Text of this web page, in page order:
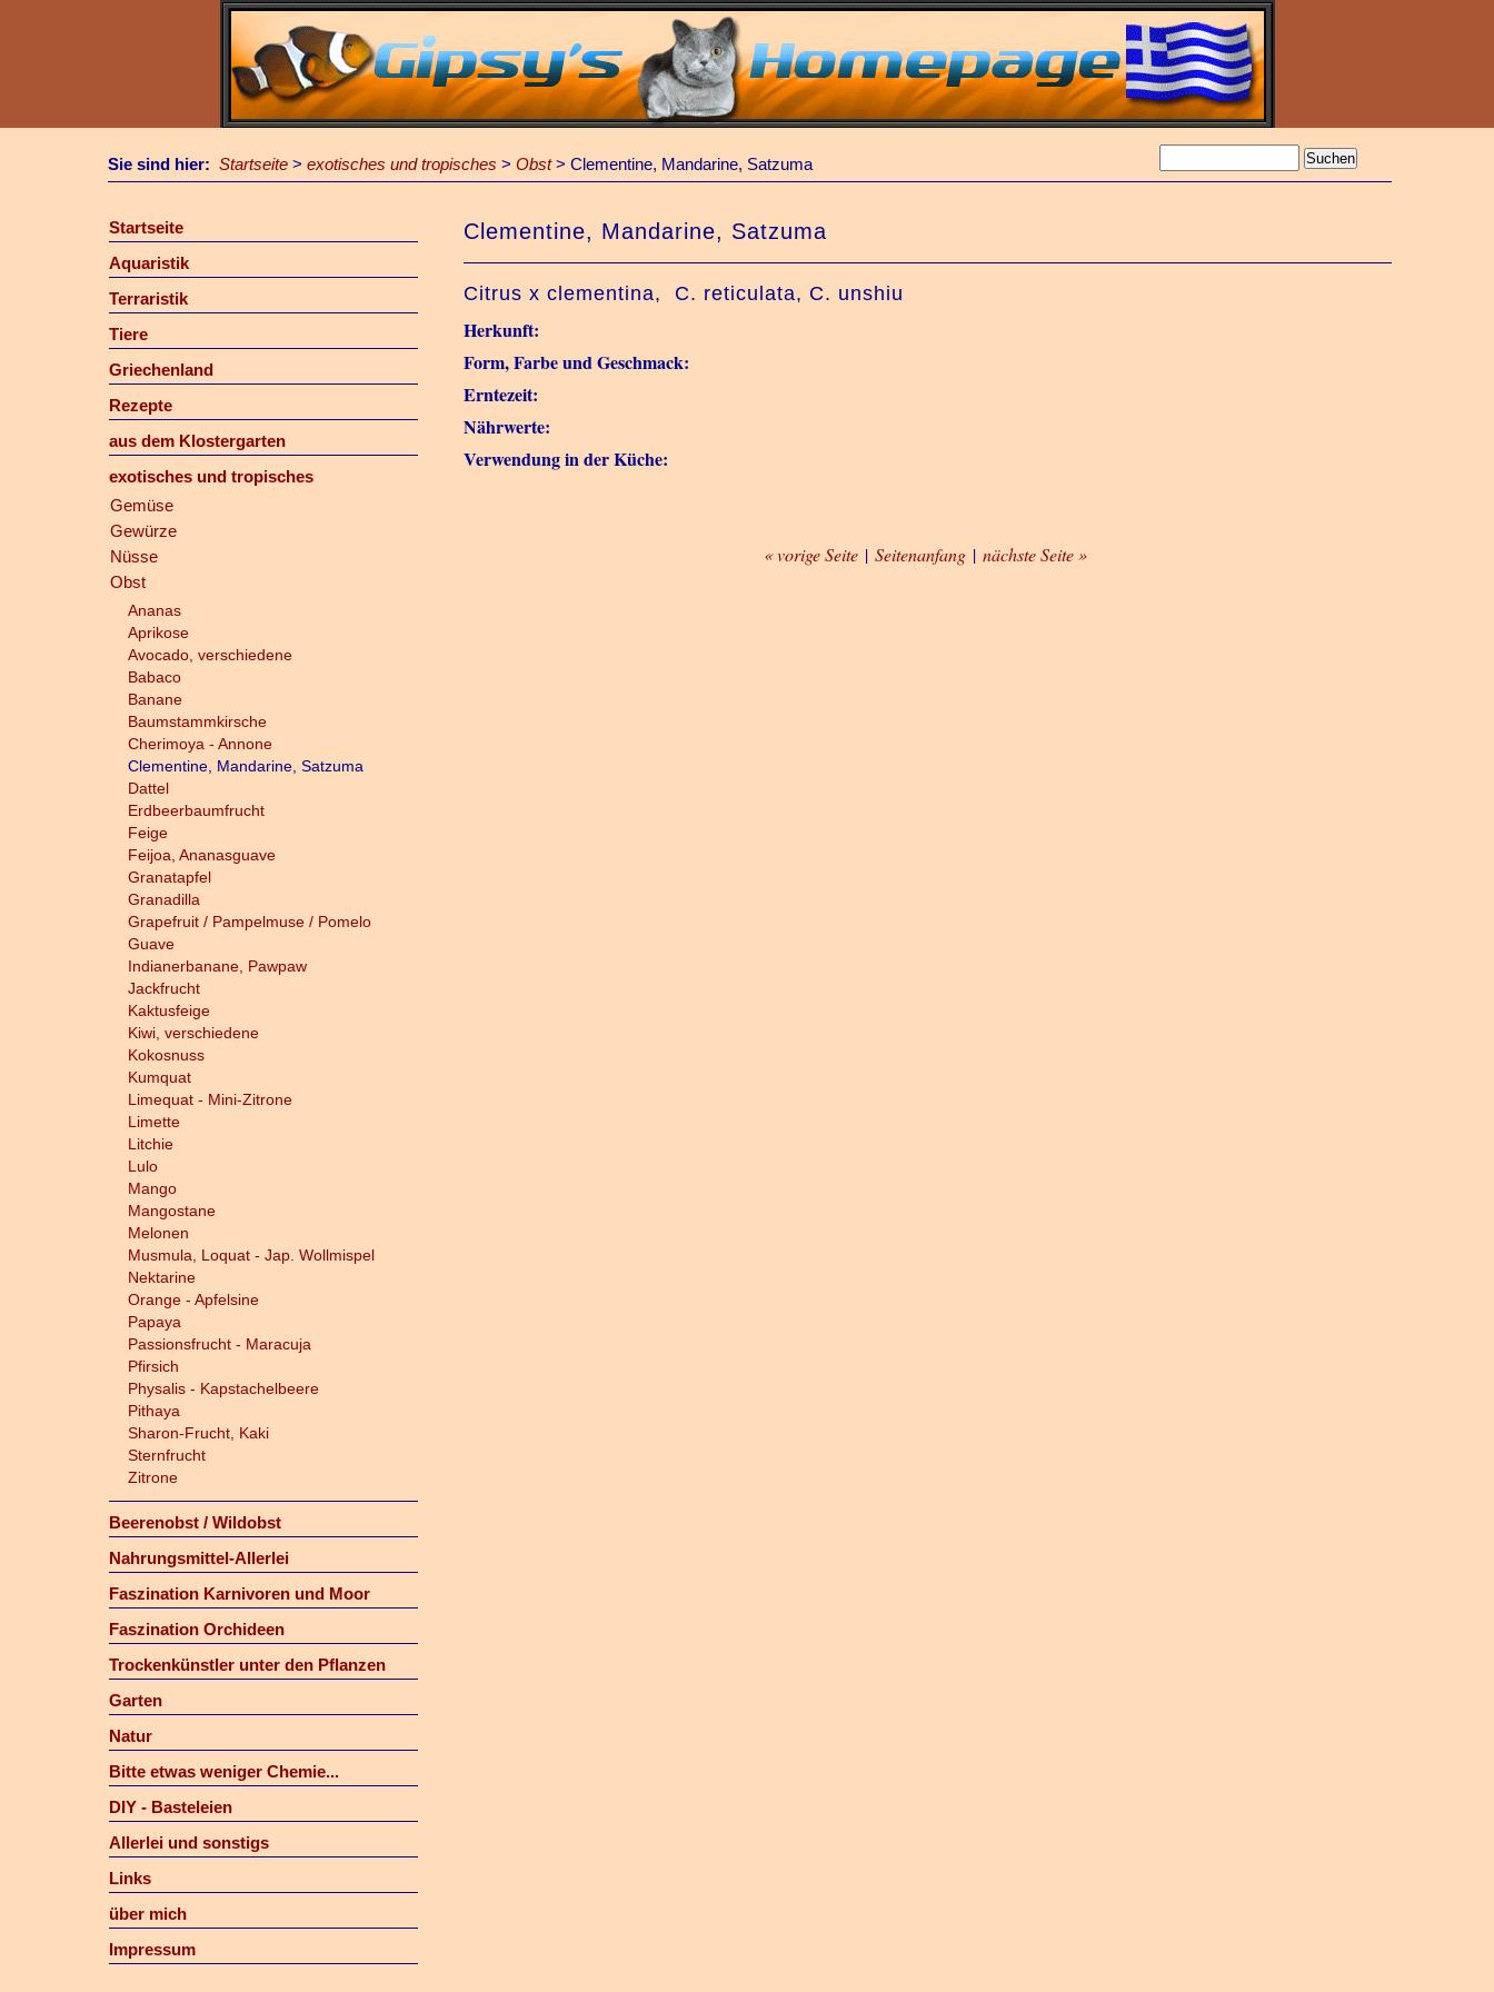
Sie sind hier: Startseite > exotisches und tropisches > Obst> Clementine, Mandarine, Satzuma
Startseite
Aquaristik
Terraristik
Tiere
Griechenland
Rezepte
aus dem Klostergarten
exotisches und tropisches
Gemüse
Gewürze
Nüsse
Obst
Ananas
Aprikose
Avocado, verschiedene
Babaco
Banane
Baumstammkirsche
Cherimoya - Annone
Clementine, Mandarine, Satzuma
Dattel
Erdbeerbaumfrucht
Feige
Feijoa, Ananasguave
Granatapfel
Granadilla
Grapefruit / Pampelmuse / Pomelo
Guave
Indianerbanane, Pawpaw
Jackfrucht
Kaktusfeige
Kiwi, verschiedene
Kokosnuss
Kumquat
Limequat - Mini-Zitrone
Limette
Litchie
Lulo
Mango
Mangostane
Melonen
Musmula, Loquat - Jap. Wollmispel
Nektarine
Orange - Apfelsine
Papaya
Passionsfrucht - Maracuja
Pfirsich
Physalis - Kapstachelbeere
Pithaya
Sharon-Frucht, Kaki
Sternfrucht
Zitrone
Beerenobst / Wildobst
Nahrungsmittel-Allerlei
Faszination Karnivoren und Moor
Faszination Orchideen
Trockenkünstler unter den Pflanzen
Garten
Natur
Bitte etwas weniger Chemie...
DIY - Basteleien
Allerlei und sonstigs
Links
über mich
Impressum
Clementine, Mandarine, Satzuma
Citrus x clementina, C. reticulata, C. unshiu
Herkunft:
Form, Farbe und Geschmack:
Erntezeit:
Nährwerte:
Verwendung in der Küche:
« vorige Seite | Seitenanfang | nächste Seite »